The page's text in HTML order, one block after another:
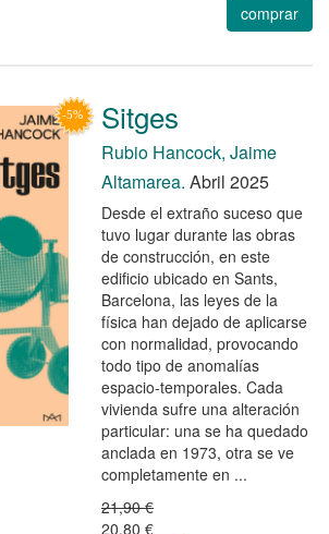
comprar
Sitges
Rubio Hancock, Jaime
Altamarea. Abril 2025
Desde el extraño suceso que
tuvo lugar durante las obras
de construcción, en este
edificio ubicado en Sants,
Barcelona, las leyes de la
física han dejado de aplicarse
con normalidad, provocando
todo tipo de anomalías
espacio-temporales. Cada
vivienda sufre una alteración
particular: una se ha quedado
anclada en 1973, otra se ve
completamente en ...
21,90 €
20,80 €